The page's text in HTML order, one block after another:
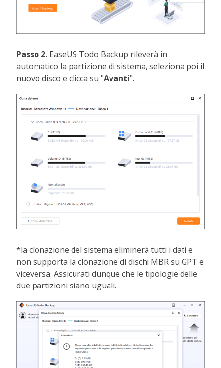
Passo 2. EaseUS Todo Backup rileverà in
automatico la partizione di sistema, seleziona poi il
nuovo disco e clicca su "Avanti".
*la clonazione del sistema eliminerà tutti i dati e
non supporta la clonazione di dischi MBR su GPT e
viceversa. Assicurati dunque che le tipologie delle
due partizioni siano uguali.